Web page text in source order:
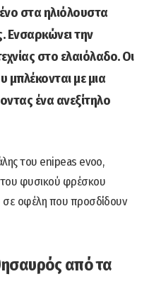
στα ηλιόλουστα
Ενσαρκώνει την
στο ελαιόλαδο. Οι
μπλέκονται με μια
ένα ανεξίτηλο
του enipeas evoo,
φυσικού φρέσκου
σε οφέλη που προσδίδουν
από τα